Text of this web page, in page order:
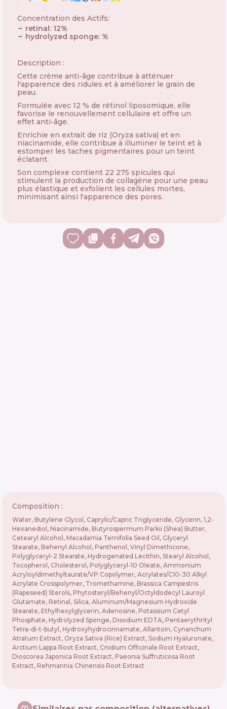
Concentration des Actifs:
retinal: 12%
hydrolyzed sponge: %
Description :
Cette crème anti-âge contribue à atténuer
l'apparence des ridules et à améliorer le grain de
peau.
Formulée avec 12 % de rétinol liposomique, elle
favorise le renouvellement cellulaire et offre un
effet anti-âge.
Enrichie en extrait de riz (Oryza sativa) et en
niacinamide, elle contribue à illuminer le teint et à
estomper les taches pigmentaires pour un teint
éclatant.
Son complexe contient 22 275 spicules qui
stimulent la production de collagène pour une peau
plus élastique et exfolient les cellules mortes,
minimisant ainsi l'apparence des pores.
Composition :
Water, Butylene Glycol, Caprylic/Capric Triglyceride, Glycerin, 1,2-
Hexanediol, Niacinamide, Butyrospermum Parkii (Shea) Butter,
Cetearyl Alcohol, Macadamia Ternifolia Seed Oil, Glyceryl
Stearate, Behenyl Alcohol, Panthenol, Vinyl Dimethicone,
Polyglyceryl-2 Stearate, Hydrogenated Lecithin, Stearyl Alcohol,
Tocopherol, Cholesterol, Polyglyceryl-10 Oleate, Ammonium
Acryloyldimethyltaurate/VP Copolymer, Acrylates/C10-30 Alkyl
Acrylate Crosspolymer, Tromethamine, Brassica Campestris
(Rapeseed) Sterols, Phytosteryl/Behenyl/Octyldodecyl Lauroyl
Glutamate, Retinal, Silica, Aluminum/Magnesium Hydroxide
Stearate, Ethylhexylglycerin, Adenosine, Potassium Cetyl
Phosphate, Hydrolyzed Sponge, Disodium EDTA, Pentaerythrityl
Tetra-di-t-butyl, Hydroxyhydrocinnamate, Allantoin, Cynanchum
Atratum Extract, Oryza Sativa (Rice) Extract, Sodium Hyaluronate,
Arctium Lappa Root Extract, Cnidium Officinale Root Extract,
Dioscorea Japonica Root Extract, Paeonia Suffruticosa Root
Extract, Rehmannia Chinensis Root Extract